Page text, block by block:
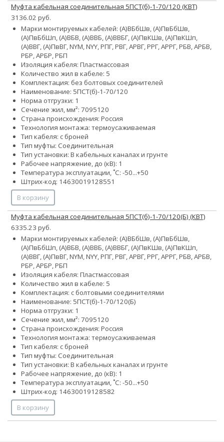
Муфта кабельная соединительная 5ПСТ(б)-1-70/120 (КВТ)
3136.02 руб.
Марки монтируемых кабелей: (А)ВБбШв, (А)ПвБбШв,
(А)ПвБбШп, (А)ВБВ, (А)ВВБ, (А)ВВБГ, (А)ПвКШв, (А)ПвКШп,
(А)ВВГ, (А)ПвВГ, NYM, NYY, РПГ, РВГ, АРВГ, РРГ, АРРГ, РБВ, АРБВ,
РБР, АРБР, РБП
Изоляция кабеля: Пластмассовая
Количество жил в кабеле: 5
Комплектация: без болтовых соединителей
Наименование: 5ПСТ(б)-1-70/120
Норма отгрузки: 1
Сечение жил, мм²: 7095120
Страна происхождения: Россия
Технология монтажа: термоусаживаемая
Тип кабеля: с броней
Тип муфты: Соединительная
Тип установки: В кабельных каналах и грунте
Рабочее напряжение, до (кВ): 1
Температура эксплуатации, ˚С: -50...+50
Штрих-код: 14630019128551
В корзину
Муфта кабельная соединительная 5ПСТ(б)-1-70/120(Б) (КВТ)
6335.23 руб.
Марки монтируемых кабелей: (А)ВБбШв, (А)ПвБбШв,
(А)ПвБбШп, (А)ВБВ, (А)ВВБ, (А)ВВБГ, (А)ПвКШв, (А)ПвКШп,
(А)ВВГ, (А)ПвВГ, NYM, NYY, РПГ, РВГ, АРВГ, РРГ, АРРГ, РБВ, АРБВ,
РБР, АРБР, РБП
Изоляция кабеля: Пластмассовая
Количество жил в кабеле: 5
Комплектация: с болтовыми соединителями
Наименование: 5ПСТ(б)-1-70/120(Б)
Норма отгрузки: 1
Сечение жил, мм²: 7095120
Страна происхождения: Россия
Технология монтажа: термоусаживаемая
Тип кабеля: с броней
Тип муфты: Соединительная
Тип установки: В кабельных каналах и грунте
Рабочее напряжение, до (кВ): 1
Температура эксплуатации, ˚С: -50...+50
Штрих-код: 14630019128582
В корзину